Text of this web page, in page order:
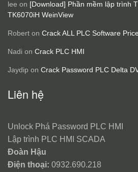
lee on [Download] Phần mềm lập trình
TK6070iH WeinView
Robert on Crack ALL PLC Software
Nadi on Crack PLC HMI
Jaydip on Crack Password PLC Delta
Liên hệ
Unlock Phá Password PLC HMI
Lập trình PLC HMI SCADA
Đoàn Hậu
Điện thoại: 0932.690.218